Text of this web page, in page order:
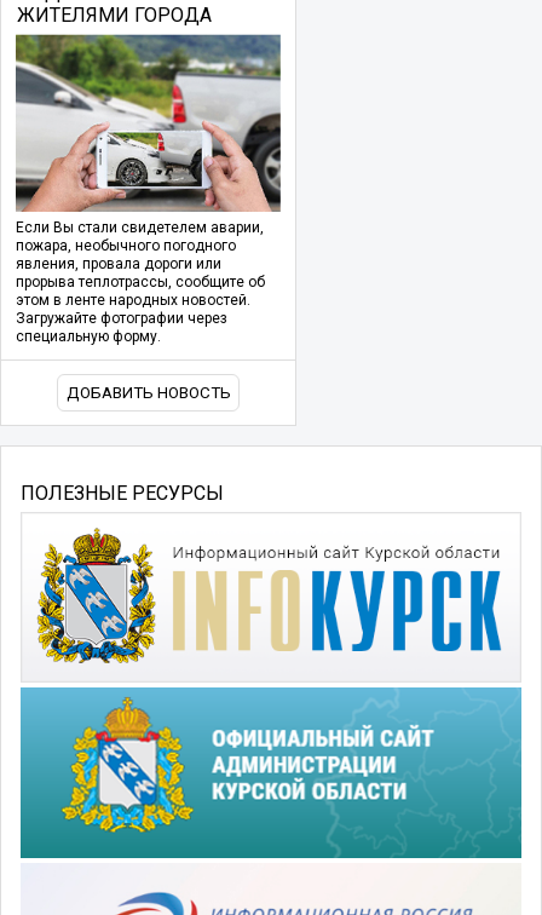
ЖИТЕЛЯМИ ГОРОДА
Если Вы стали свидетелем аварии,
пожара, необычного погодного
явления, провала дороги или
прорыва теплотрассы, сообщите об
этом в ленте народных новостей.
Загружайте фотографии через
специальную форму.
ДОБАВИТЬ НОВОСТЬ
ПОЛЕЗНЫЕ РЕСУРСЫ